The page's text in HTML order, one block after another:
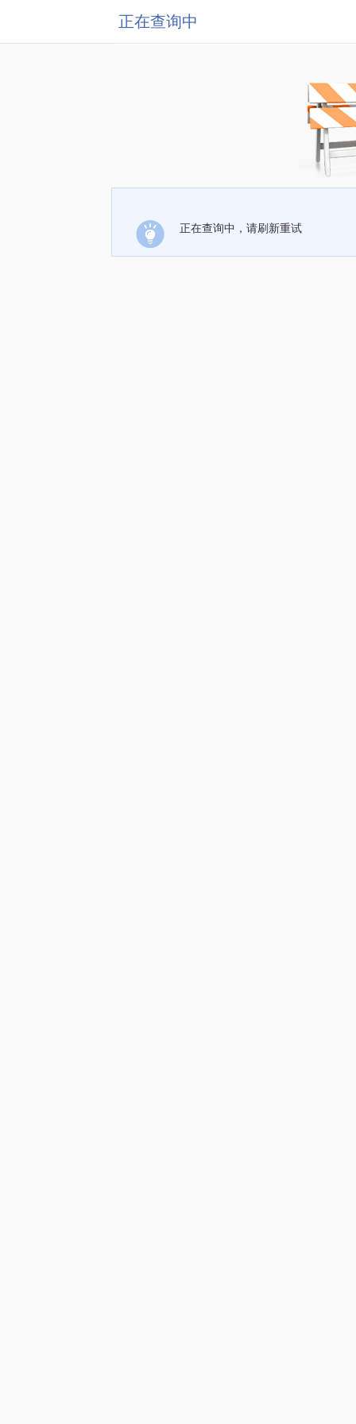
正在查询中
正在查询中，请刷新重试